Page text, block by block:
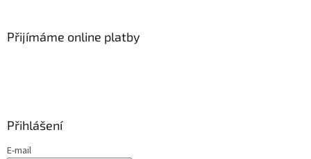
Přijímáme online platby
Přihlášení
E-mail